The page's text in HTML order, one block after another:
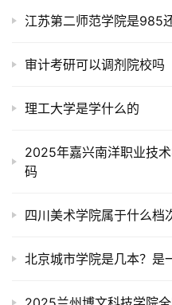
江苏第二师范学院是985
审计考研可以调剂院校吗
理工大学是学什么的
2025年嘉兴南洋职业技
码
四川美术学院属于什么档
北京城市学院是几本？是